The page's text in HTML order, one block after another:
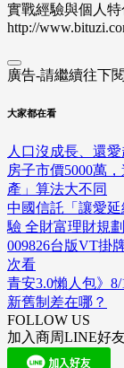
實戰經驗與個人特
http://
廣告-請繼續往下
大家都在看
人口沒成長、還
房子市價5000萬
產」算法大不同
中國信託「讓愛
驗 全財富理財規
009826台版VT掛
次看
青安3.0懶人包》
新舊制差在哪？
FOLLOW US
加入商周LINE好